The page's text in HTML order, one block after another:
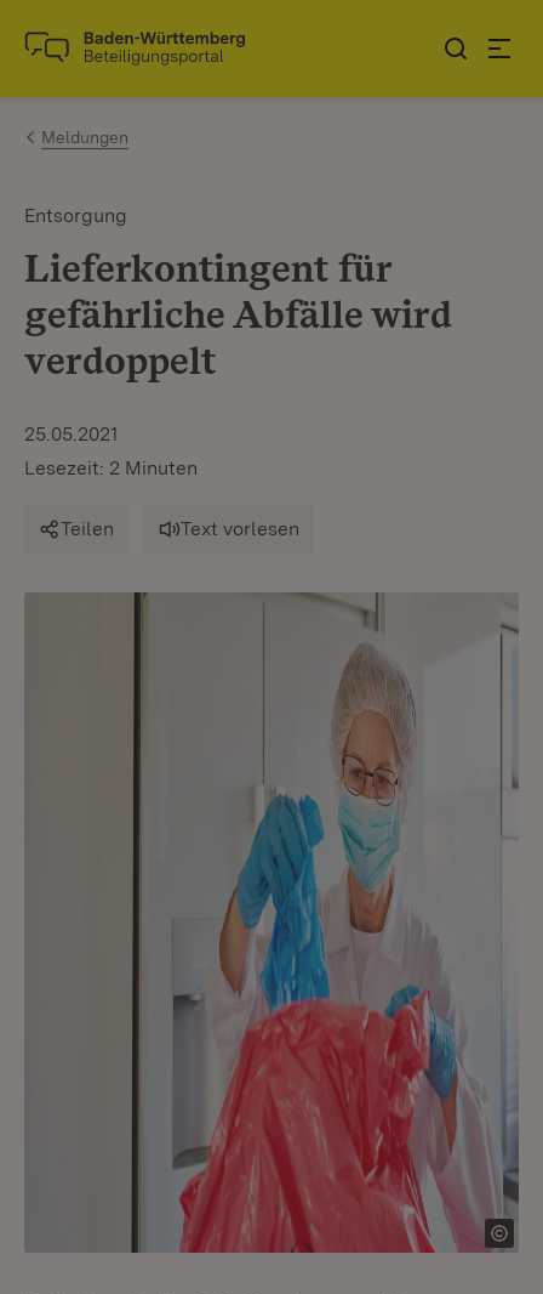
Zum Inhalt springen
Link zur Startseite
Meldungen
Entsorgung
Lieferkontingent für
gefährliche Abfälle wird
verdoppelt
25.05.2021
Lesezeit: 2 Minuten
Teilen Text vorlesen